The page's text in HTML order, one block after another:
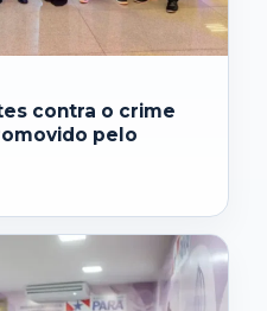
contra o crime
pelo